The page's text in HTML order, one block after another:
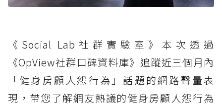
《Social Lab社群實驗室》本次透過
《OpView社群口碑資料庫》追蹤近三個月內
「健身房顧人怨行為」話題的網路聲量表
現，帶您了解網友熱議的健身房顧人怨行為